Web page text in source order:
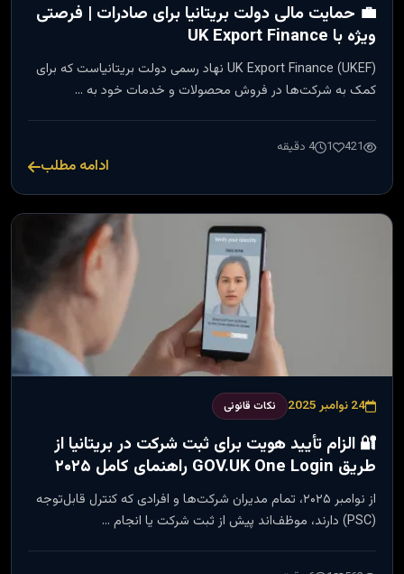
💼 حمایت مالی دولت بریتانیا برای صادرات | فرصتی
ویژه با UK Export Finance
UK Export Finance (UKEF) نهاد رسمی دولت بریتانیاست که برای
کمک به شرکت‌ها در فروش محصولات و خدمات خود به …
421
1 4 دقیقه
ادامه مطلب
24 نوامبر 2025 نکات قانونی
🔐 الزام تأیید هویت برای ثبت شرکت در بریتانیا از
طریق GOV.UK One Login راهنمای کامل ۲۰۲۵
از نوامبر ۲۰۲۵، تمام مدیران شرکت‌ها و افرادی که کنترل قابل‌توجه
(PSC) دارند، موظف‌اند پیش از ثبت شرکت یا انجام …